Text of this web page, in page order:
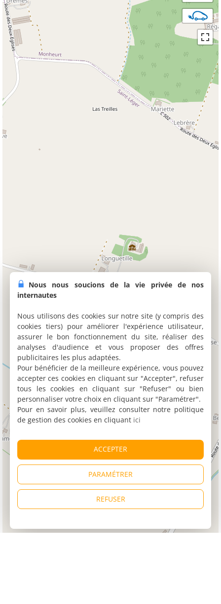
Nous nous soucions de la vie privée de nos
internautes
Nous utilisons des cookies sur notre site (y compris des
cookies tiers) pour améliorer l'expérience utilisateur,
assurer le bon fonctionnement du site, réaliser des
analyses d'audience et vous proposer des offres
publicitaires les plus adaptées.
Pour bénéficier de la meilleure expérience, vous pouvez
accepter ces cookies en cliquant sur "Accepter", refuser
tous les cookies en cliquant sur "Refuser" ou bien
personnaliser votre choix en cliquant sur "Paramétrer".
Pour en savoir plus, veuillez consulter notre politique
de gestion des cookies en cliquant ici
ACCEPTER
PARAMÉTRER
REFUSER